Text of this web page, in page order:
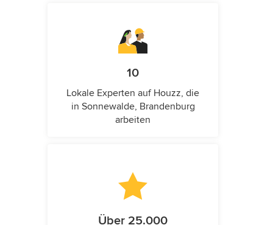
10
Lokale Experten auf Houzz, die
in Sonnewalde, Brandenburg
arbeiten
Über 25.000